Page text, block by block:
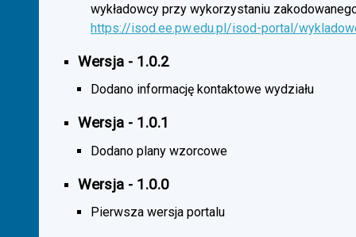
wykładowcy przy wykorzystaniu
https://isod.ee.pw.edu.pl/isod-portal/
Wersja - 1.0.2
Dodano informację kontaktowe wydziału
Wersja - 1.0.1
Dodano plany wzorcowe
Wersja - 1.0.0
Pierwsza wersja portalu